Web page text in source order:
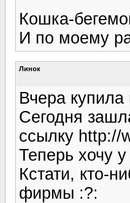
Кошка-
И по моему
Линок
Вчера
Сегодня
ссылку http://
Теперь хочу
Кстати, кто-
фирмы :?: